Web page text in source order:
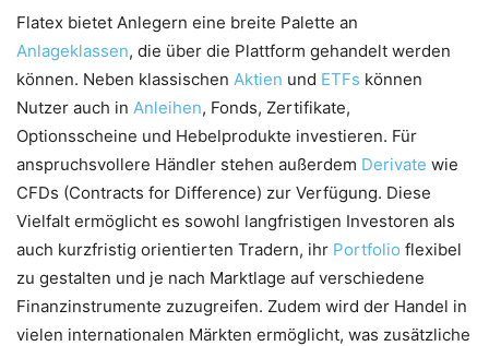
Flatex bietet Anlegern eine breite Palette an
Anlageklassen, die über die Plattform gehandelt werden
können. Neben klassischen Aktien und ETFs können
Nutzer auch in Anleihen, Fonds, Zertifikate,
Optionsscheine und Hebelprodukte investieren. Für
anspruchsvollere Händler stehen außerdem Derivate wie
CFDs (Contracts for Difference) zur Verfügung. Diese
Vielfalt ermöglicht es sowohl langfristigen Investoren als
auch kurzfristig orientierten Tradern, ihr Portfolio flexibel
zu gestalten und je nach Marktlage auf verschiedene
Finanzinstrumente zuzugreifen. Zudem wird der Handel in
vielen internationalen Märkten ermöglicht, was zusätzliche